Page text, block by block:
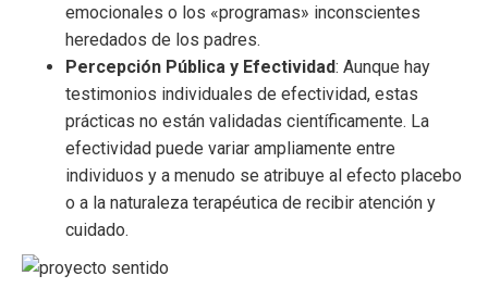
emocionales o los «programas» inconscientes
heredados de los padres.
Percepción Pública y Efectividad: Aunque hay
testimonios individuales de efectividad, estas
prácticas no están validadas científicamente. La
efectividad puede variar ampliamente entre
individuos y a menudo se atribuye al efecto placebo
o a la naturaleza terapéutica de recibir atención y
cuidado.